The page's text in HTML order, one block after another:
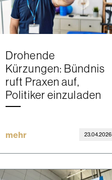
Drohende
Kürzungen: Bündnis
ruft Praxen auf,
Politiker einzuladen
mehr 23.04.2026